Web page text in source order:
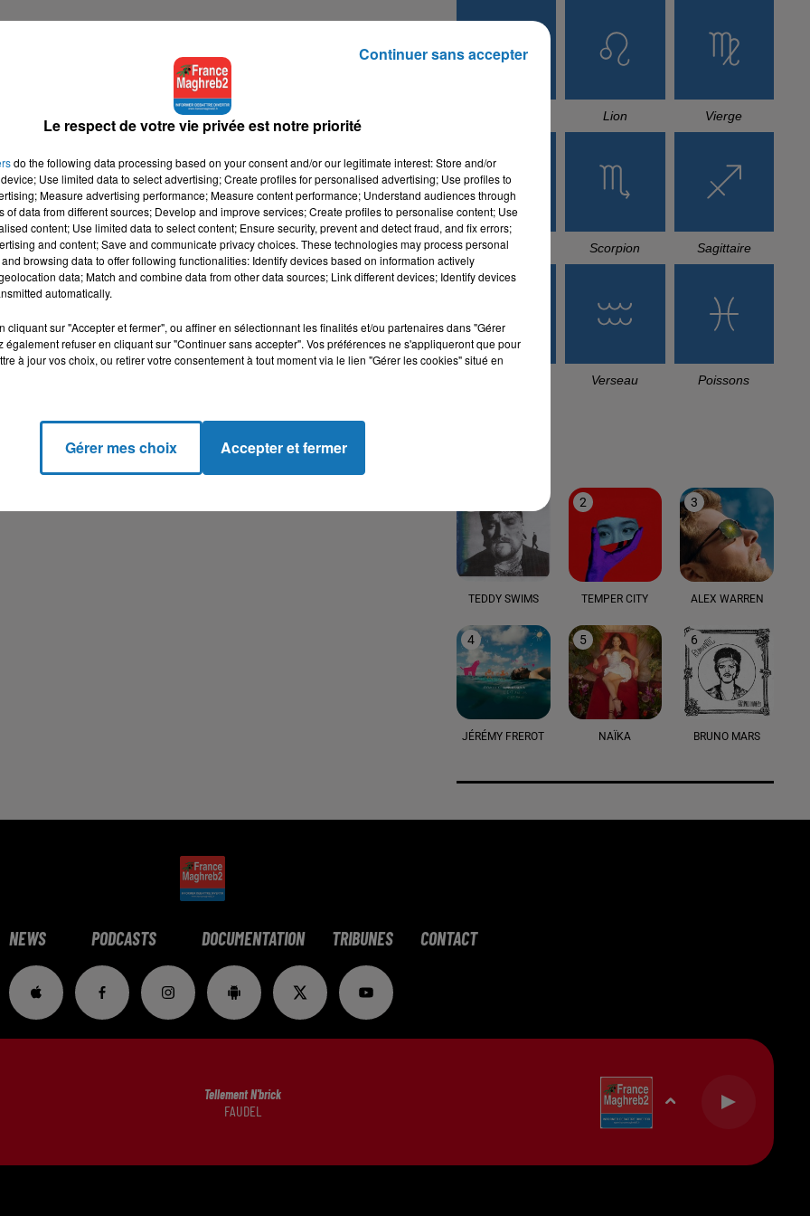
Lion Vierge
Balance Scorpion Sagittaire
Verseau Poissons
TEDDY SWIMS
2
TEMPER CITY
3
ALEX WARREN
4
JÉRÉMY FREROT
5
NAÏKA
6
BRUNO MARS
NEWS PODCASTS DOCUMENTATION TRIBUNES CONTACT
Tellement N'brick
FAUDEL
Le respect de votre vie privée est notre priorité
do the following data processing based on your consent and/or our legitimate interest: Store and/or
Use limited data to select advertising; Create profiles for personalised advertising; Use profiles to
Measure advertising performance; Measure content performance; Understand audiences through
of data from different sources; Develop and improve services; Create profiles to personalise content; Use
content; Use limited data to select content; Ensure security, prevent and detect fraud, and fix errors;
and content; Save and communicate privacy choices. These technologies may process personal
browsing data to offer following functionalities: Identify devices based on information actively
data; Match and combine data from other data sources; Link different devices; Identify devices
automatically.
cliquant sur "Accepter et fermer", ou affiner en sélectionnant les finalités et/ou partenaires dans "Gérer
également refuser en cliquant sur "Continuer sans accepter". Vos préférences ne s'appliqueront que pour
à jour vos choix, ou retirer votre consentement à tout moment via le lien "Gérer les cookies" situé en
Gérer mes choix Accepter et fermer
Continuer sans accepter